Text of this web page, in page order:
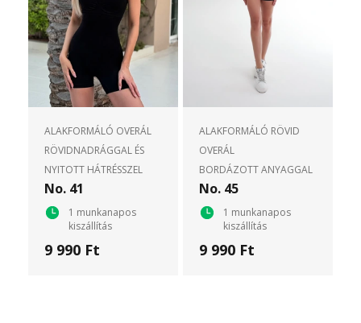
ALAKFORMÁLÓ OVERÁL
RÖVIDNADRÁGGAL ÉS
NYITOTT HÁTRÉSSZEL
No. 41
1 munkanapos
kiszállítás
9 990 Ft
ALAKFORMÁLÓ RÖVID
OVERÁL
BORDÁZOTT ANYAGGAL
No. 45
1 munkanapos
kiszállítás
9 990 Ft